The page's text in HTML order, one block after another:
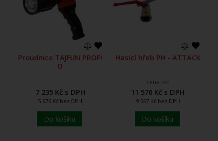
Proudnice TAJFUN PROFI
D
7 235 Kč s DPH
5 979 Kč bez DPH
Do košíku
Hasicí hřeb PH - ATTACK
cena od
11 576 Kč s DPH
9 567 Kč bez DPH
Do košíku